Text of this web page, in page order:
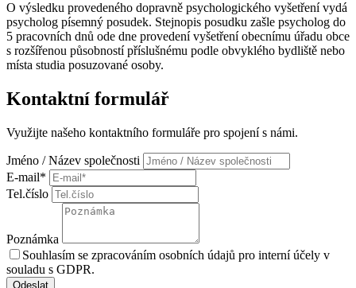
O výsledku provedeného dopravně psychologického vyšetření vydá
psycholog písemný posudek. Stejnopis posudku zašle psycholog do
5 pracovních dnů ode dne provedení vyšetření obecnímu úřadu obce
s rozšířenou působností příslušnému podle obvyklého bydliště nebo
místa studia posuzované osoby.
Kontaktní formulář
Využijte našeho kontaktního formuláře pro spojení s námi.
Jméno / Název společnosti
E-mail*
Tel.číslo
Poznámka
Souhlasím se zpracováním osobních údajů pro interní účely v
souladu s GDPR.
Odeslat